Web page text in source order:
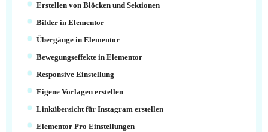
Erstellen von Blöcken und Sektionen
Bilder in Elementor
Übergänge in Elementor
Bewegungseffekte in Elementor
Responsive Einstellung
Eigene Vorlagen erstellen
Linkübersicht für Instagram erstellen
Elementor Pro Einstellungen